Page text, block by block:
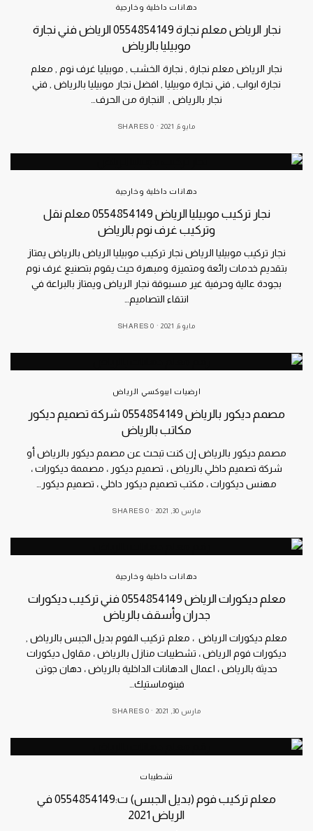
دهانات داخلية وخارجية
نجار الرياض معلم نجارة 0554854149 الرياض فني نجارة
موبيليا بالرياض
نجار الرياض معلم نجارة , نجارة الخشب , موبيليا غرف نوم , معلم
نجارة ابواب , فني نجارة موبيليا , افضل نجار موبيليا بالرياض , فني
نجار بالرياض , النجارة من الحرف…
مايو 6, 2021 0 SHARES
دهانات داخلية وخارجية
نجار تركيب موبيليا الرياض 0554854149 معلم نقل
وتركيب غرف نوم بالرياض
نجار تركيب موبيليا الرياض نجار تركيب موبيليا الرياض بالرياض يمتاز
بتقديم خدمات رائعة ومتميزة ومبهرة حيث يقوم بتصنيع غرف نوم
بجودة عالية وحرفية غير مسبوقة نجار الرياض ويمتاز بالبراعة في
انتقاء التصاميم…
مايو 6, 2021 0 SHARES
ارضيات ايبوكسي الرياض
مصمم ديكور بالرياض 0554854149 شركة تصميم ديكور
مكاتب بالرياض
مصمم ديكور بالرياض إن كنت تبحث عن مصمم ديكور بالرياض أو
شركة تصميم داخلي بالرياض ، تصميم ديكور ، مصممة ديكورات ،
مهنس ديكورات ، مكتب تصميم ديكور داخلي ، تصميم ديكور…
مارس 30, 2021 0 SHARES
دهانات داخلية وخارجية
معلم ديكورات الرياض 0554854149 فني تركيب ديكورات
جدران وأسقف بالرياض
معلم ديكورات الرياض ، معلم تركيب الفوم بديل الجبس بالرياض ,
ديكورات فوم الرياض ، تشطيبات منازل بالرياض ، مقاول ديكورات
حديثة بالرياض ، اعمال الدهانات الداخلية بالرياض ، دهان جوتن
فينوماستيك…
مارس 30, 2021 0 SHARES
تشطيبات
معلم تركيب فوم (بديل الجبس) ت:0554854149 في
الرياض 2021